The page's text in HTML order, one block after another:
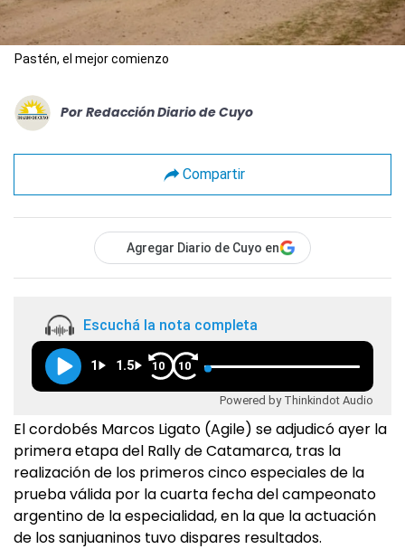
Pastén, el mejor comienzo
Por Redacción Diario de Cuyo
Compartir
Agregar Diario de Cuyo en
Escuchá la nota completa
1 1.5 10 10
Powered by Thinkindot Audio
El cordobés Marcos Ligato (Agile) se adjudicó ayer la
primera etapa del Rally de Catamarca, tras la
realización de los primeros cinco especiales de la
prueba válida por la cuarta fecha del campeonato
argentino de la especialidad, en la que la actuación
de los sanjuaninos tuvo dispares resultados.